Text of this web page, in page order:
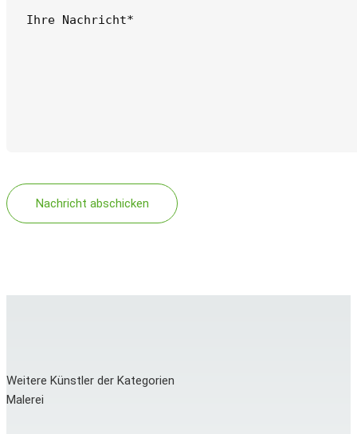
Weitere Künstler der Kategorien
Malerei